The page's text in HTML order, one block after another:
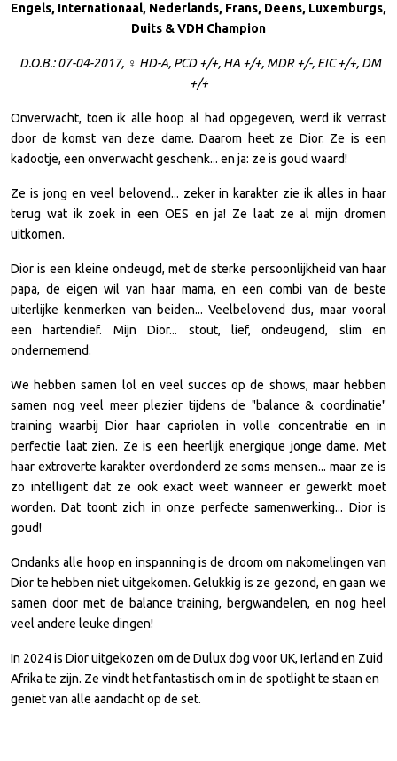
Engels, Internationaal, Nederlands, Frans, Deens, Luxemburgs,
Duits & VDH Champion
D.O.B.: 07-04-2017, ♀ HD-A, PCD +/+, HA +/+, MDR +/-, EIC +/+, DM
+/+
Onverwacht, toen ik alle hoop al had opgegeven, werd ik verrast
door de komst van deze dame. Daarom heet ze Dior. Ze is een
kadootje, een onverwacht geschenk... en ja: ze is goud waard!
Ze is jong en veel belovend... zeker in karakter zie ik alles in haar
terug wat ik zoek in een OES en ja! Ze laat ze al mijn dromen
uitkomen.
Dior is een kleine ondeugd, met de sterke persoonlijkheid van haar
papa, de eigen wil van haar mama, en een combi van de beste
uiterlijke kenmerken van beiden... Veelbelovend dus, maar vooral
een hartendief. Mijn Dior... stout, lief, ondeugend, slim en
ondernemend.
We hebben samen lol en veel succes op de shows, maar hebben
samen nog veel meer plezier tijdens de "balance & coordinatie"
training waarbij Dior haar capriolen in volle concentratie en in
perfectie laat zien. Ze is een heerlijk energique jonge dame. Met
haar extroverte karakter overdonderd ze soms mensen... maar ze is
zo intelligent dat ze ook exact weet wanneer er gewerkt moet
worden. Dat toont zich in onze perfecte samenwerking... Dior is
goud!
Ondanks alle hoop en inspanning is de droom om nakomelingen van
Dior te hebben niet uitgekomen. Gelukkig is ze gezond, en gaan we
samen door met de balance training, bergwandelen, en nog heel
veel andere leuke dingen!
In 2024 is Dior uitgekozen om de Dulux dog voor UK, Ierland en Zuid
Afrika te zijn. Ze vindt het fantastisch om in de spotlight te staan en
geniet van alle aandacht op de set.